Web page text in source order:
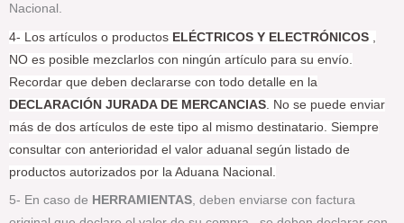
Nacional.
4- Los artículos o productos ELÉCTRICOS Y ELECTRÓNICOS
NO es posible mezclarlos con ningún artículo para su envío.
Recordar que deben declararse con todo detalle en la
DECLARACIÓN JURADA DE MERCANCIAS . No se puede enviar
más de dos artículos de este tipo al mismo destinatario. Siempre
consultar con anterioridad el valor aduanal según listado de
productos autorizados por la Aduana Nacional.
5- En caso de HERRAMIENTAS, deben enviarse con factura